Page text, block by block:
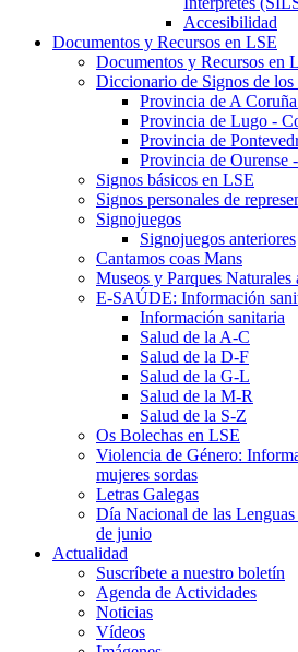
Accesibilidad
Documentos y Recursos en LSE
Documentos y Recursos en
Diccionario de Signos de
Provincia de A
Provincia de Lugo -
Provincia de
Provincia de Ourense
Signos básicos en LSE
Signos personales de
Signojuegos
Signojuegos anteriores
Cantamos coas Mans
Museos y Parques Naturales
E-SAÚDE: Información
Información sanitaria
Salud de la A-C
Salud de la D-F
Salud de la G-L
Salud de la M-R
Salud de la S-Z
Os Bolechas en LSE
Violencia de Género:
mujeres sordas
Letras Galegas
Día Nacional de las
de junio
Actualidad
Suscríbete a nuestro boletín
Agenda de Actividades
Noticias
Vídeos